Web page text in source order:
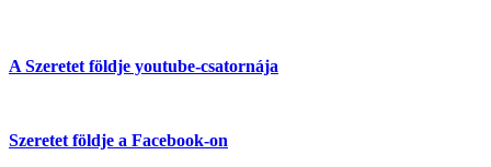
A Szeretet földje youtube-csatornája
Szeretet földje a Facebook-on